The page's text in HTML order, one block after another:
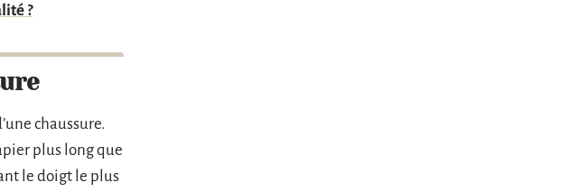
?
chaussure.
plus long que
le doigt le plus